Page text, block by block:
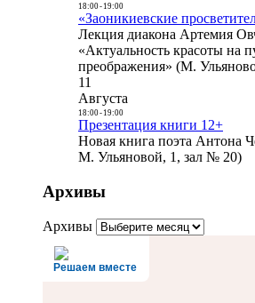
18:00- 19:00
«Заоникиевские
Лекция диакона Артемия
«Актуальность красоты на
преображения» (М.
11
Августа
18:00- 19:00
Презентация книги 12+
Новая книга поэта Антона
М. Ульяновой, 1, зал № 20)
Архивы
Архивы
Решаем вместе